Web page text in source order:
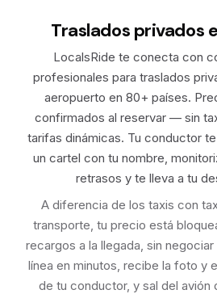
Traslados privados
LocalsRide te conecta con
profesionales para traslados
aeropuerto en 80+ países.
confirmados al reservar — sin
tarifas dinámicas. Tu conductor
un cartel con tu nombre,
retrasos y te lleva a tu
A diferencia de los taxis con
transporte, tu precio está
recargos a la llegada, sin
línea en minutos, recibe la foto y
de tu conductor, y sal del avión